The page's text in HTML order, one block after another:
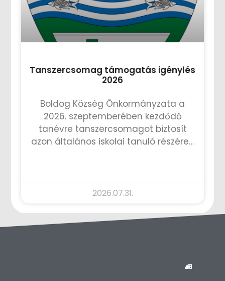
Tanszercsomag támogatás igénylés
2026
Boldog Község Önkormányzata a
2026. szeptemberében kezdődő
tanévre tanszercsomagot biztosít
azon általános iskolai tanuló részére…
2026.07.31.